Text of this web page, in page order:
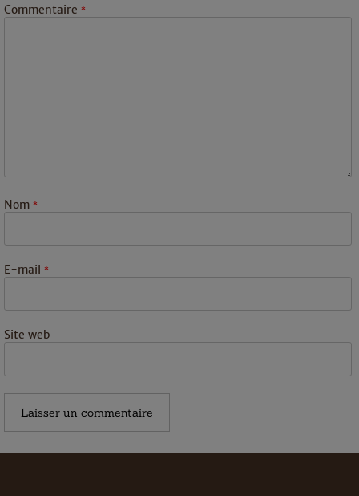
Commentaire *
Nom *
E-mail *
Site web